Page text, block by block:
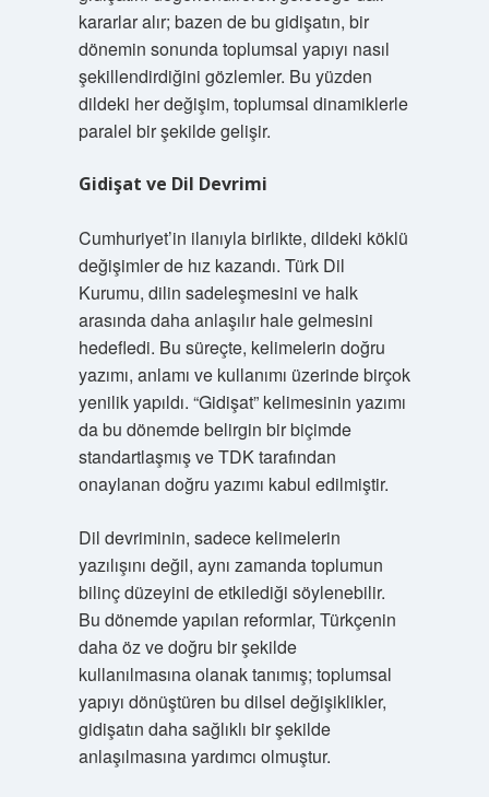
kararlar alır; bazen de bu gidişatın, bir
dönemin sonunda toplumsal yapıyı nasıl
şekillendirdiğini gözlemler. Bu yüzden
dildeki her değişim, toplumsal dinamiklerle
paralel bir şekilde gelişir.
Gidişat ve Dil Devrimi
Cumhuriyet’in ilanıyla birlikte, dildeki köklü
değişimler de hız kazandı. Türk Dil
Kurumu, dilin sadeleşmesini ve halk
arasında daha anlaşılır hale gelmesini
hedefledi. Bu süreçte, kelimelerin doğru
yazımı, anlamı ve kullanımı üzerinde birçok
yenilik yapıldı. “Gidişat” kelimesinin yazımı
da bu dönemde belirgin bir biçimde
standartlaşmış ve TDK tarafından
onaylanan doğru yazımı kabul edilmiştir.
Dil devriminin, sadece kelimelerin
yazılışını değil, aynı zamanda toplumun
bilinç düzeyini de etkilediği söylenebilir.
Bu dönemde yapılan reformlar, Türkçenin
daha öz ve doğru bir şekilde
kullanılmasına olanak tanımış; toplumsal
yapıyı dönüştüren bu dilsel değişiklikler,
gidişatın daha sağlıklı bir şekilde
anlaşılmasına yardımcı olmuştur.